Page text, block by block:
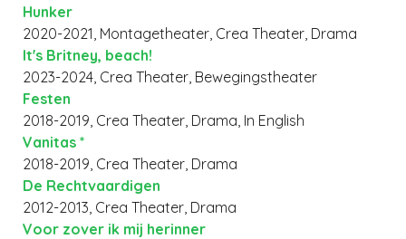
Hunker
2020-2021, Montagetheater, Crea Theater, Drama
It's Britney, beach!
2023-2024, Crea Theater, Bewegingstheater
Festen
2018-2019, Crea Theater, Drama, In English
Vanitas *
2018-2019, Crea Theater, Drama
De Rechtvaardigen
2012-2013, Crea Theater, Drama
Voor zover ik mij herinner